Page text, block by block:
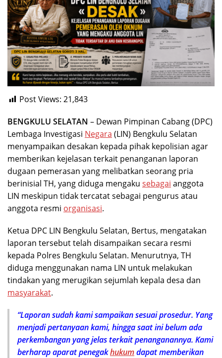
Post Views: 21,843
BENGKULU SELATAN – Dewan Pimpinan Cabang (DPC)
Lembaga Investigasi Negara (LIN) Bengkulu Selatan
menyampaikan desakan kepada pihak kepolisian agar
memberikan kejelasan terkait penanganan laporan
dugaan pemerasan yang melibatkan seorang pria
berinisial TH, yang diduga mengaku sebagai anggota
LIN meskipun tidak tercatat sebagai pengurus atau
anggota resmi organisasi.
Ketua DPC LIN Bengkulu Selatan, Bertus, mengatakan
laporan tersebut telah disampaikan secara resmi
kepada Polres Bengkulu Selatan. Menurutnya, TH
diduga menggunakan nama LIN untuk melakukan
tindakan yang merugikan sejumlah kepala desa dan
masyarakat.
“Laporan sudah kami sampaikan sesuai prosedur. Yang
menjadi pertanyaan kami, hingga saat ini belum ada
perkembangan yang jelas terkait penanganannya. Kami
berharap aparat penegakhukumdapat memberikan